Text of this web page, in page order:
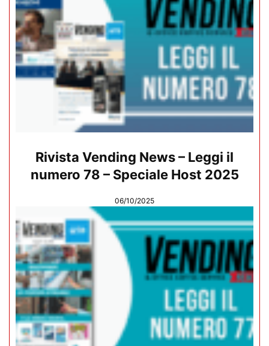
Rivista Vending News – Leggi il
numero 78 – Speciale Host 2025
06/10/2025